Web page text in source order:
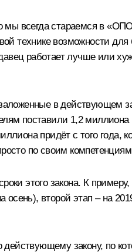
мы всегда стараемся в
технике возможности
работает лучше или
в действующем
поставили 1,2
придёт с того года,
по своим компетенциям
этого закона. К
осень), второй этап – на
действующему закону, по